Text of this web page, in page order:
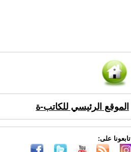
الموقع الرئيسي للكاتب-ة
تابعونا على: